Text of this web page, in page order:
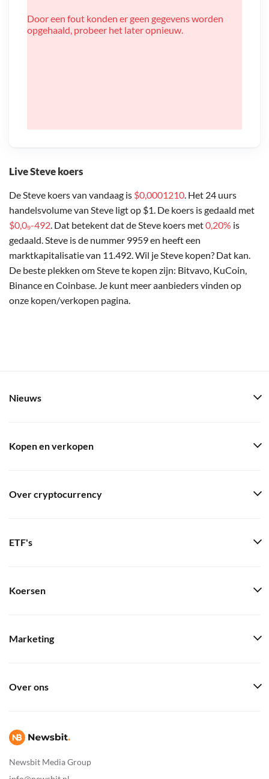
Live Steve koers
De Steve koers van vandaag is $0,0001210. Het 24 uurs
handelsvolume van Steve ligt op $1. De koers is gedaald met
$0,0₉-492. Dat betekent dat de Steve koers met0,20% is
gedaald. Steve is de nummer 9959 en heeft een
marktkapitalisatie van 11.492. Wil je Steve kopen? Dat kan.
De beste plekken om Steve te kopen zijn: Bitvavo, KuCoin,
Binance en Coinbase. Je kunt meer aanbieders vinden op
onze kopen/verkopen pagina.
Door een fout konden er geen gegevens worden
opgehaald, probeer het later opnieuw.
Newsbit Media Group
Nieuws
Kopen en verkopen
Over cryptocurrency
ETF's
Koersen
Marketing
Over ons